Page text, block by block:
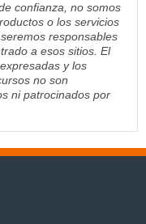
confianza, no somos
o los servicios
responsables
a esos sitios. El
y los
no son
ni patrocinados por